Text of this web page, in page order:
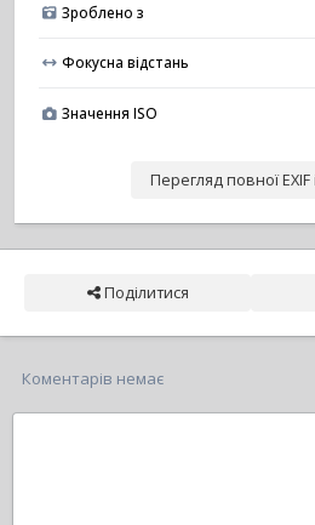
Зроблено з
Фокусна відстань
Значення ISO
Перегляд повної EXIF
Поділитися
Коментарів немає